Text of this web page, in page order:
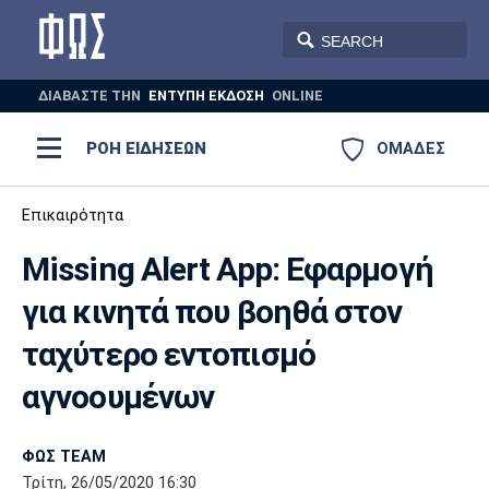
ΔΙΑΒΑΣΤΕ THN ΕΝΤΥΠΗ ΕΚΔΟΣΗ ONLINE
ΟΜΑΔΕΣ
ΡΟΗ ΕΙΔΗΣΕΩΝ
ΠΟΔΟΣΦΑΙΡΟ
ΒΟΛΕΪ ΣΠΟΡ
AUTO-MOTO PLUS
Ποδόσφαιρο
Super League 1
Super League 2
Γ Εθνική
Μπάσκετ
Ελλάδα
Εθνική
Ολυμπιακοί Αγώνες
Βόλεϊ
Ολυμπιακός ΑΕΚ ΠΑΟΚ
Επικαιρότητα
Missing Alert App: Εφαρμογή
για κινητά που βοηθά στον
ταχύτερο εντοπισμό
αγνοουμένων
ΦΩΣ TEAM
Τρίτη, 26/05/2020 16:30